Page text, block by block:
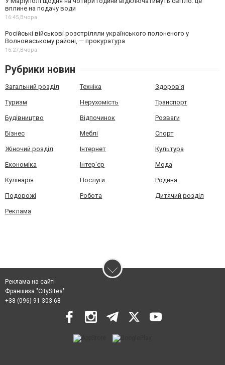
вплине на подачу води
16:45,Вчора
Російські військові розстріляли українського полоненого у
Волноваському районі, — прокуратура
16:27,Вчора
Рубрики новин
Загальний розділ Техніка Здоров'я
Туризм Нерухомість Транспорт
Будівництво Відпочинок Розваги
Бізнес Меблі Спорт
Жіночий розділ Інтернет Культура
Економіка Інтер'єр Мода
Кулінарія Послуги Родина
Подорожі Робота Дитячий розділ
Реклама
Реклама на сайті
Франшиза "CitySites"
+38 (096) 91 303 68